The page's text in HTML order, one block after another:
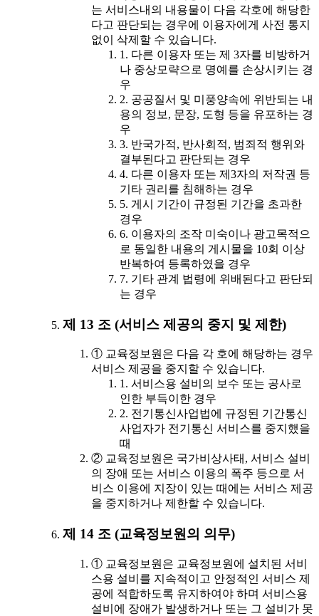
는 서비스내의 내용물이 다음 각호에 해당한
다고 판단되는 경우에 이용자에게 사전 통지
없이 삭제할 수 있습니다.
1. 다른 이용자 또는 제 3자를 비방하거
나 중상모략으로 명예를 손상시키는 경
우
2. 공공질서 및 미풍양속에 위반되는 내
용의 정보, 문장, 도형 등을 유포하는 경
우
3. 반국가적, 반사회적, 범죄적 행위와
결부된다고 판단되는 경우
4. 다른 이용자 또는 제3자의 저작권 등
기타 권리를 침해하는 경우
5. 게시 기간이 규정된 기간을 초과한
경우
6. 이용자의 조작 미숙이나 광고목적으
로 동일한 내용의 게시물을 10회 이상
반복하여 등록하였을 경우
7. 기타 관계 법령에 위배된다고 판단되
는 경우
제 13 조 (서비스 제공의 중지 및 제한)
① 교육정보원은 다음 각 호에 해당하는 경우
서비스 제공을 중지할 수 있습니다.
1. 서비스용 설비의 보수 또는 공사로
인한 부득이한 경우
2. 전기통신사업법에 규정된 기간통신
사업자가 전기통신 서비스를 중지했을
때
② 교육정보원은 국가비상사태, 서비스 설비
의 장애 또는 서비스 이용의 폭주 등으로 서
비스 이용에 지장이 있는 때에는 서비스 제공
을 중지하거나 제한할 수 있습니다.
제 14 조 (교육정보원의 의무)
① 교육정보원은 교육정보원에 설치된 서비
스용 설비를 지속적이고 안정적인 서비스 제
공에 적합하도록 유지하여야 하며 서비스용
설비에 장애가 발생하거나 또는 그 설비가 못